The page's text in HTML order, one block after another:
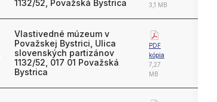
1132/52, Považská Bystrica
3,1 MB
Vlastivedné múzeum v
Považskej Bystrici, Ulica
slovenských partizánov
1132/52, 017 01 Považská
Bystrica
PDF
kópia
7,27
MB